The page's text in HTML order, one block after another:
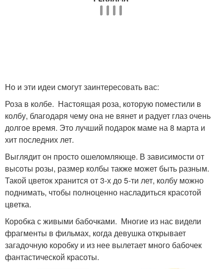
Но и эти идеи смогут заинтересовать вас:
Роза в колбе. Настоящая роза, которую поместили в
колбу, благодаря чему она не вянет и радует глаз очень
долгое время. Это лучший подарок маме на 8 марта и
хит последних лет.
Выглядит он просто ошеломляюще. В зависимости от
высоты розы, размер колбы также может быть разным.
Такой цветок хранится от 3-х до 5-ти лет, колбу можно
поднимать, чтобы полноценно насладиться красотой
цветка.
Коробка с живыми бабочками. Многие из нас видели
фрагменты в фильмах, когда девушка открывает
загадочную коробку и из нее вылетает много бабочек
фантастической красоты.